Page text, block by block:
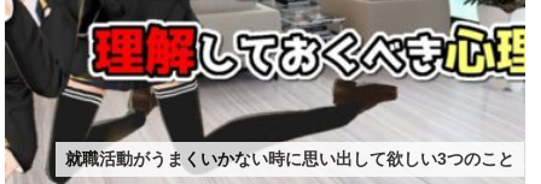
就職活動がうまくいかない時に思い出して欲しい3つのこと